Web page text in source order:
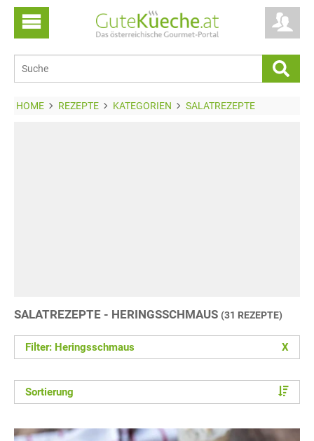
HOME REZEPTE KATEGORIEN SALATREZEPTE
SALATREZEPTE - HERINGSSCHMAUS (31 REZEPTE)
Filter: Heringsschmaus X
Sortierung